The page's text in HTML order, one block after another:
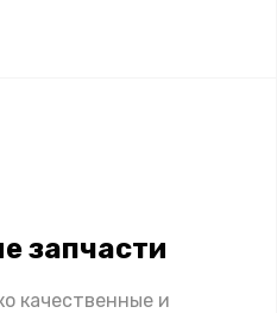
запчасти
качественные и